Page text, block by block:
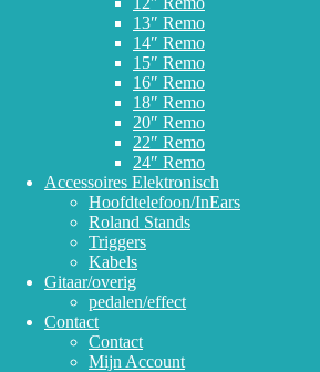
13″ Remo
14″ Remo
15″ Remo
16″ Remo
18″ Remo
20″ Remo
22″ Remo
24″ Remo
Accessoires Elektronisch
Hoofdtelefoon/InEars
Roland Stands
Triggers
Kabels
Gitaar/overig
pedalen/effect
Contact
Contact
Mijn Account